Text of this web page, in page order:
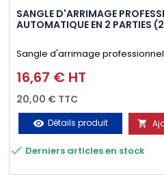
SANGLE D'ARRIMAGE
AUTOMATIQUE EN 2 PARTIES
Sangle d'arrimage
avec crochet deux doigts soudés
0.2M / 125daN), simple et rapide
d'arrimer et de sécuriser vos
transport. Matière polyester très
variations de températures,
Prix
16,67 € HT
20,00 € TTC
visibility Détails produit 
 Derniers articles en stock